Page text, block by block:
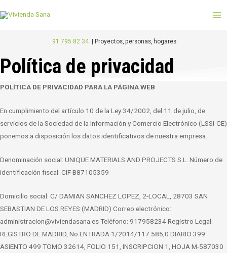
al
91 795 82 34 | Proyectos, personas, hogares
Política de privacidad
POLÍTICA DE PRIVACIDAD PARA LA PÁGINA WEB
En cumplimiento del artículo 10 de la Ley 34/2002, del 11 de julio, de
servicios de la Sociedad de la Información y Comercio Electrónico (LSSI-CE)
ponemos a disposición los datos identificativos de nuestra empresa.
Denominación social: UNIQUE MATERIALS AND PROJECTS S.L. Número de
identificación fiscal: CIF B87105359
Domicilio social: C/ DAMIAN SANCHEZ LOPEZ, 2-LOCAL, 28703 SAN
SEBASTIAN DE LOS REYES (MADRID) Correo electrónico:
administracion@viviendasana.esTeléfono: 917958234 Registro Legal:
REGISTRO DE MADRID, No ENTRADA 1/2014/117.585,0 DIARIO 399
ASIENTO 499 TOMO 32614, FOLIO 151, INSCRIPCION 1, HOJA M-587030